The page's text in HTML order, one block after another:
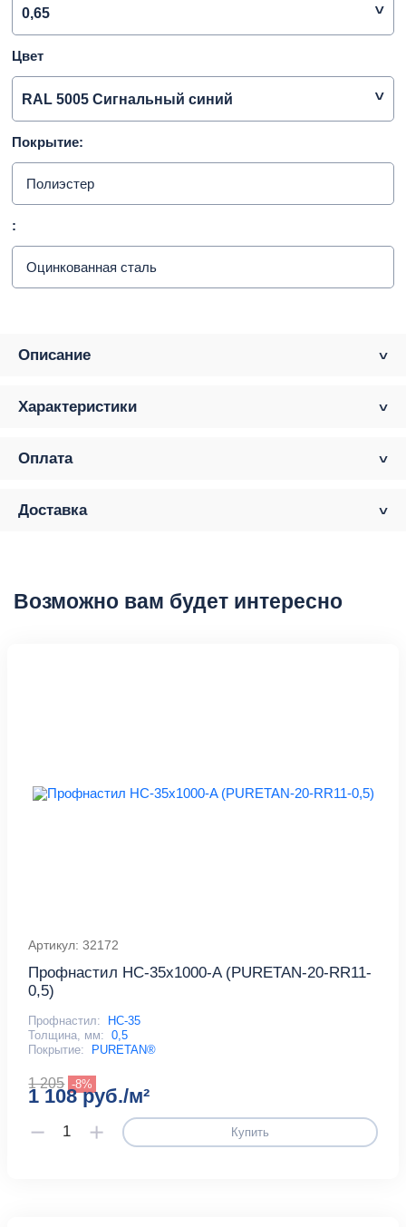
0,65
Цвет
RAL 5005 Сигнальный синий
Покрытие:
Полиэстер
:
Оцинкованная сталь
Описание
Характеристики
Оплата
Доставка
Возможно вам будет интересно
Артикул: 32172
Профнастил НС-35x1000-A (PURETAN-20-RR11-
0,5)
Профнастил:
НС-35
Толщина, мм: 0,5
Покрытие:
PURETAN®
1 205 -8%
1 108 руб./м²
Купить